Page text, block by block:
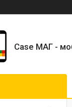
Case МАГ -